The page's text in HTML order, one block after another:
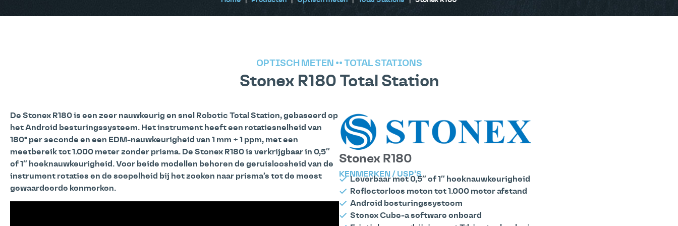
OPTISCH METEN •• TOTAL STATIONS
Stonex R180 Total Station
De Stonex R180 is een zeer nauwkeurig en snel Robotic Total Station, gebaseerd op
het Android besturingssysteem. Het instrument heeft een rotatiesnelheid van
180° per seconde en een EDM-nauwkeurigheid van 1 mm + 1 ppm, met een
meetbereik tot 1.000 meter zonder prisma. De Stonex R180 is verkrijgbaar in 0,5″
of 1″ hoeknauwkeurigheid. Voor beide modellen behoren de geruisloosheid van de
instrument rotaties en de soepelheid bij het zoeken naar prisma’s tot de meest
gewaardeerde kenmerken.
Stonex R180
KENMERKEN / USP'S
Leverbaar met 0,5″ of 1″ hoeknauwkeurigheid
Reflectorloos meten tot 1.000 meter afstand
Android besturingssysteem
Stonex Cube-a software onboard